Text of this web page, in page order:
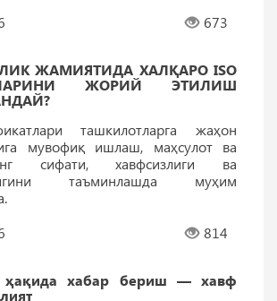
673
ЖАМИЯТИДА ХАЛҚАРО ISO
ЖОРИЙ ЭТИЛИШ
ташкилотларга жаҳон
мувофиқ ишлаш, маҳсулот ва
сифати, хавфсизлиги ва
таъминлашда муҳим
814
ҳақида хабар бериш — хавф